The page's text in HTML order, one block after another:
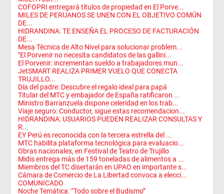
COFOPRI entregará títulos de propiedad en El Porve...
MILES DE PERUANOS SE UNEN CON EL OBJETIVO COMÚN
DE...
HIDRANDINA: TE ENSEÑA EL PROCESO DE FACTURACIÓN
DE...
Mesa Técnica de Alto Nivel para solucionar problem...
"El Porvenir no necesita candidatos de las gallini...
El Porvenir: incrementan sueldo a trabajadores mun...
JetSMART REALIZA PRIMER VUELO QUE CONECTA
TRUJILLO...
Día del padre: Descubre el regalo ideal para papá
Titular del MTC y embajador de España ratificaron ...
Ministro Barranzuela dispone celeridad en los trab...
Viaje seguro: Conductor, sigue estas recomendacion...
HIDRANDINA: USUARIOS PUEDEN REALIZAR CONSULTAS Y
R...
EY Perú es reconocida con la tercera estrella del ...
MTC habilita plataforma tecnológica para evaluacio...
Obras nacionales, en Festival de Teatro de Trujillo
Midis entrega más de 159 toneladas de alimentos a ...
Miembros del TC disertarán en UPAO en importante s...
Cámara de Comercio de La Libertad convoca a elecci...
COMUNICADO
Noche Temática: “Todo sobre el Budismo”